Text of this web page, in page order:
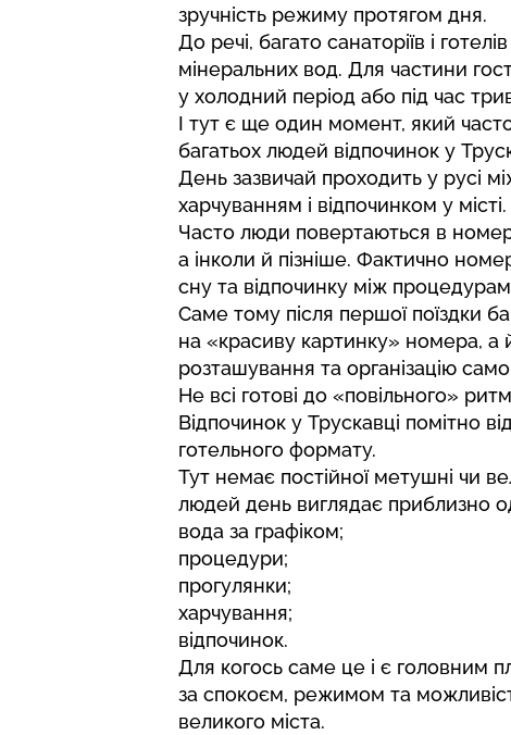
зручність режиму протягом дня.
До речі, багато санаторіїв і
мінеральних вод. Для частини
у холодний період або під час
І тут є ще один момент, який
багатьох людей відпочинок у
День зазвичай проходить у русі
харчуванням і відпочинком у місті.
Часто люди повертаються в
а інколи й пізніше. Фактично
сну та відпочинку між
Саме тому після першої поїздки
на «красиву картинку» номера, а
розташування та організацію
Не всі готові до «повільного»
Відпочинок у Трускавці помітно
готельного формату.
Тут немає постійної метушні чи
людей день виглядає приблизно
вода за графіком;
процедури;
прогулянки;
харчування;
відпочинок.
Для когось саме це і є головним
за спокоєм, режимом та
великого міста.